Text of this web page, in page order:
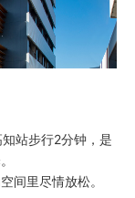
站步行2分钟，是
间里尽情放松。